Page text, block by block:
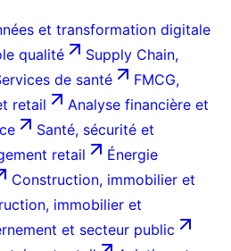
et transformation digitale
qualité
Supply Chain,
de santé
FMCG,
retail
Analyse financière et
Santé, sécurité et
retail
Énergie
Construction, immobilier et
immobilier et
et secteur public